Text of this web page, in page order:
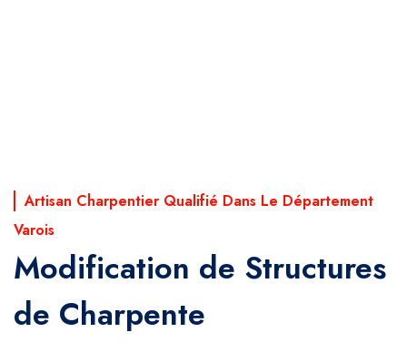
Artisan Charpentier Qualifié Dans Le Département
Varois
Modification de Structures
de Charpente